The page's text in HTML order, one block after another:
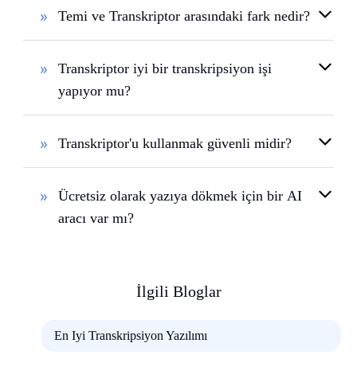
Temi ve Transkriptor arasındaki fark nedir?
Transkriptor iyi bir transkripsiyon işi
yapıyor mu?
Transkriptor'u kullanmak güvenli midir?
Ücretsiz olarak yazıya dökmek için bir AI
aracı var mı?
İlgili Bloglar
En Iyi Transkripsiyon Yazılımı